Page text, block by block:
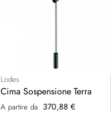
Lodes
Cima Sospensione Terra
A partire da 370,88 €